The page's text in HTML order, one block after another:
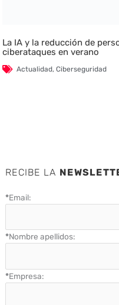
La IA y la reducción de
ciberataques en verano
Actualidad,Ciberseguridad
RECIBE LA
*Email:
*Nombre apellidos:
*Empresa: